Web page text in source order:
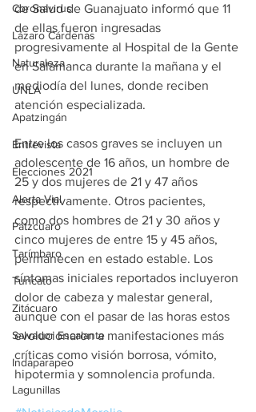
Coronavirus
Lázaro Cárdenas
Naturaleza
UNLA
Apatzingán
Entrevista
Elecciones 2021
Alerta Vial
Pátzcuaro
Tarímbaro
Turicato
Zitácuaro
Salvador Escalante
Indaparapeo
Lagunillas
de Salud de Guanajuato informó que 11
de ellas fueron ingresadas
progresivamente al Hospital de la Gente
en Salamanca durante la mañana y el
mediodía del lunes, donde reciben
atención especializada.
Entre los casos graves se incluyen un
adolescente de 16 años, un hombre de
25 y dos mujeres de 21 y 47 años
respectivamente. Otros pacientes,
como dos hombres de 21 y 30 años y
cinco mujeres de entre 15 y 45 años,
permanecen en estado estable. Los
síntomas iniciales reportados incluyeron
dolor de cabeza y malestar general,
aunque con el pasar de las horas estos
evolucionaron a manifestaciones más
críticas como visión borrosa, vómito,
hipotermia y somnolencia profunda.